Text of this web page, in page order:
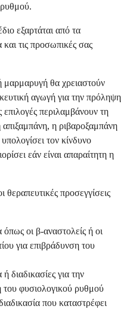
εξαρτάται από τα
τις προσωπικές σας
μαρμαρυγή θα χρειαστούν
αγωγή για την πρόληψη
επιλογές περιλαμβάνουν τη
η ριβαροξαμπάνη
τον κίνδυνο
εάν είναι απαραίτητη η
προσεγγίσεις
οι β-αναστολείς ή οι
για επιβράδυνση του
διαδικασίες για την
του φυσιολογικού ρυθμού
που καταστρέφει